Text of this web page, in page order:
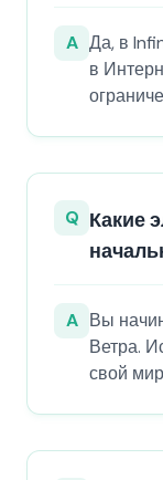
A Да, в
в
Q Какие
A Вы
Ветра.
свой